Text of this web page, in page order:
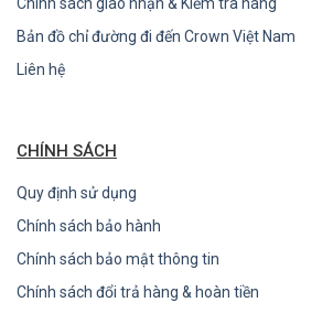
Bản đồ chỉ đường đi đến Crown Việt Nam
Liên hệ
CHÍNH SÁCH
Quy định sử dụng
Chính sách bảo hành
Chính sách bảo mật thông tin
Chính sách đổi trả hàng & hoàn tiền